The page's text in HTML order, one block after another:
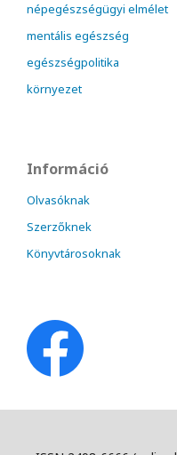
népegészségügyi elmélet
mentális egészség
egészségpolitika
környezet
Információ
Olvasóknak
Szerzőknek
Könyvtárosoknak